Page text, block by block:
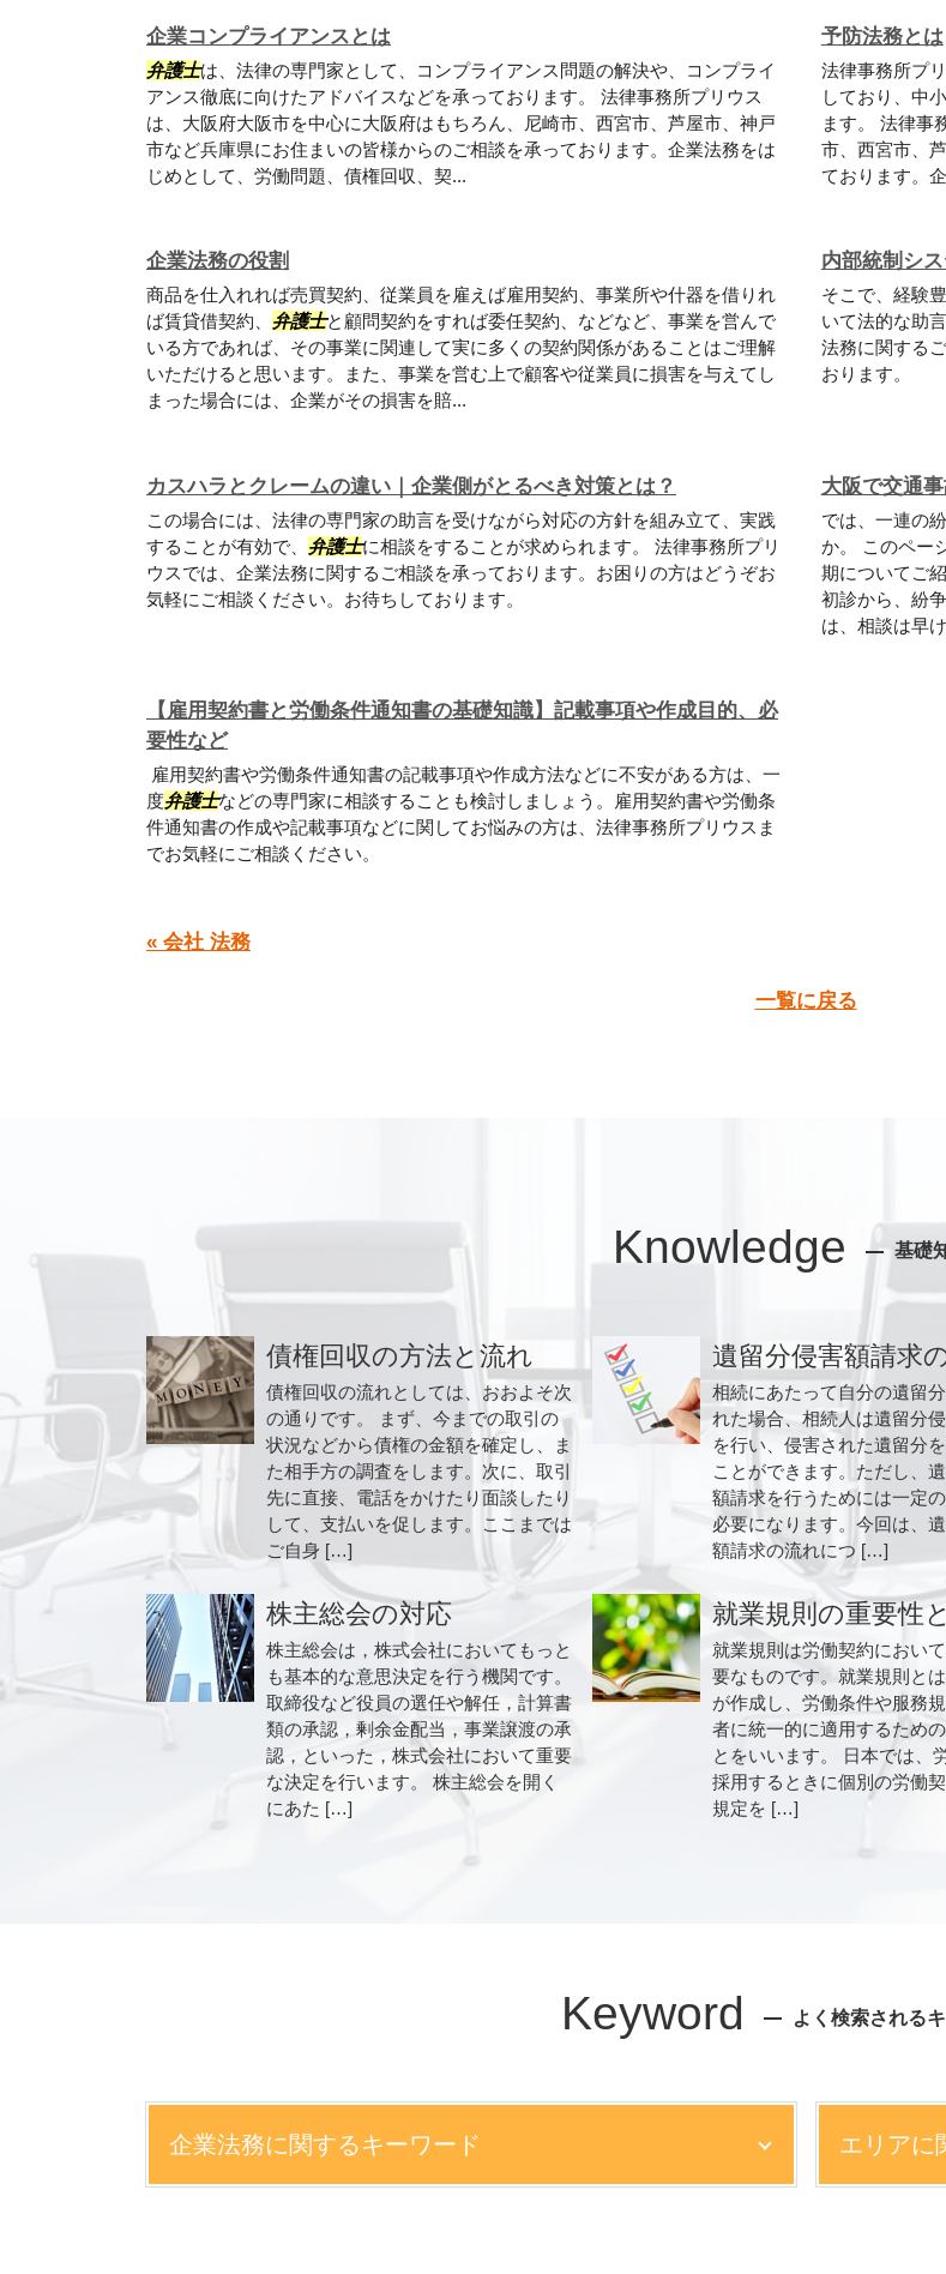
企業コンプライアンスとは
弁護士は、法律の専門家として、コンプライアンス問題の解決や、コンプライ
アンス徹底に向けたアドバイスなどを承っております。 法律事務所プリウス
は、大阪府大阪市を中心に大阪府はもちろん、尼崎市、西宮市、芦屋市、神戸
市など兵庫県にお住まいの皆様からのご相談を承っております。企業法務をは
じめとして、労働問題、債権回収、契...
予防法務とは
法律事務所プ
しており、中
ます。 法律事
市、西宮市、
ております。
企業法務の役割
商品を仕入れれば売買契約、従業員を雇えば雇用契約、事業所や什器を借りれ
ば賃貸借契約、 弁護士と顧問契約をすれば委任契約、などなど、事業を営んで
いる方であれば、その事業に関連して実に多くの契約関係があることはご理解
いただけると思います。また、事業を営む上で顧客や従業員に損害を与えてし
まった場合には、企業がその損害を賠...
内部統制シ
そこで、経験
いて法的な助
法務に関する
おります。
カスハラとクレームの違い｜企業側がとるべき対策とは？
この場合には、法律の専門家の助言を受けながら対応の方針を組み立て、実践
することが有効で、 弁護士に相談をすることが求められます。 法律事務所プリ
ウスでは、企業法務に関するご相談を承っております。お困りの方はどうぞお
気軽にご相談ください。お待ちしております。
大阪で交通
では、一連の
か。 このペー
期についてご
初診から、紛
は、相談は早
【雇用契約書と労働条件通知書の基礎知識】記載事項や作成目的、必
要性など
雇用契約書や労働条件通知書の記載事項や作成方法などに不安がある方は、一
度弁護士などの専門家に相談することも検討しましょう。雇用契約書や労働条
件通知書の作成や記載事項などに関してお悩みの方は、法律事務所プリウスま
でお気軽にご相談ください。
« 会社 法務
一覧に戻る
Knowledge 基礎
債権回収の方法と流れ
債権回収の流れとしては、おおよそ次
の通りです。 まず、今までの取引の
状況などから債権の金額を確定し、ま
た相手方の調査をします。次に、取引
先に直接、電話をかけたり面談したり
して、支払いを促します。ここまでは
ご自身 […]
遺留分侵害額請求
相続にあたって自分の遺留
れた場合、相続人は遺留分
を行い、侵害された遺留分
ことができます。ただし、
額請求を行うためには一定
必要になります。今回は、
額請求の流れにつ […]
株主総会の対応
株主総会は，株式会社においてもっと
も基本的な意思決定を行う機関です。
取締役など役員の選任や解任，計算書
類の承認，剰余金配当，事業譲渡の承
認，といった，株式会社において重要
な決定を行います。 株主総会を開く
にあた […]
就業規則の重要性
就業規則は労働契約におい
要なものです。就業規則と
が作成し、労働条件や服務
者に統一的に適用するため
とをいいます。 日本では、
採用するときに個別の労働
規定を […]
Keyword よく検索される
企業法務に関するキーワード エリアに